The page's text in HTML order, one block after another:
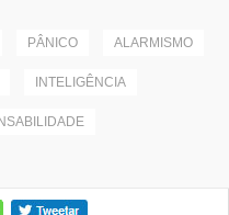
PÂNICO ALARMISMO
INTELIGÊNCIA